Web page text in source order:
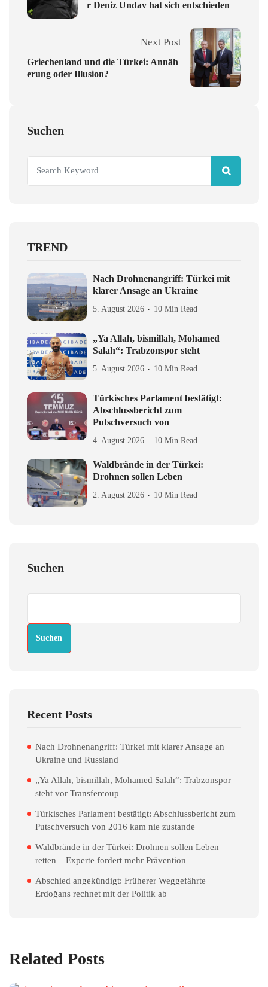
r Deniz Undav hat sich entschieden
Next Post
Griechenland und die Türkei: Annäh
erung oder Illusion?
Suchen
TREND
Nach Drohnenangriff: Türkei mit
klarer Ansage an Ukraine
5. August 2026 10 Min Read
„Ya Allah, bismillah, Mohamed
Salah“: Trabzonspor steht
5. August 2026 10 Min Read
Türkisches Parlament bestätigt:
Abschlussbericht zum
Putschversuch von
4. August 2026 10 Min Read
Waldbrände in der Türkei:
Drohnen sollen Leben
2. August 2026 10 Min Read
Suchen
Suchen
Recent Posts
Nach Drohnenangriff: Türkei mit klarer Ansage an
Ukraine und Russland
„Ya Allah, bismillah, Mohamed Salah“: Trabzonspor
steht vor Transfercoup
Türkisches Parlament bestätigt: Abschlussbericht zum
Putschversuch von 2016 kam nie zustande
Waldbrände in der Türkei: Drohnen sollen Leben
retten – Experte fordert mehr Prävention
Abschied angekündigt: Früherer Weggefährte
Erdoğans rechnet mit der Politik ab
Related Posts